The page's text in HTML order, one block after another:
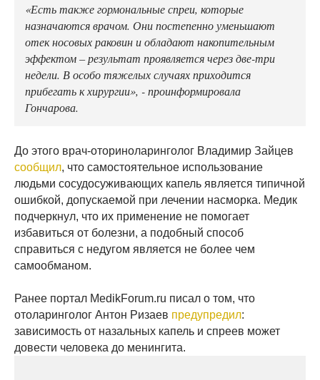
«Есть также гормональные спреи, которые
назначаются врачом. Они постепенно уменьшают
отек носовых раковин и обладают накопительным
эффектом – результат проявляется через две-три
недели. В особо тяжелых случаях приходится
прибегать к хирургии», - проинформировала
Гончарова.
До этого врач-оториноларинголог Владимир Зайцев
сообщил, что самостоятельное использование
людьми сосудосуживающих капель является типичной
ошибкой, допускаемой при лечении насморка. Медик
подчеркнул, что их применение не помогает
избавиться от болезни, а подобный способ
справиться с недугом является не более чем
самообманом.
Ранее портал MedikForum.ru писал о том, что
отоларинголог Антон Ризаев предупредил:
зависимость от назальных капель и спреев может
довести человека до менингита.